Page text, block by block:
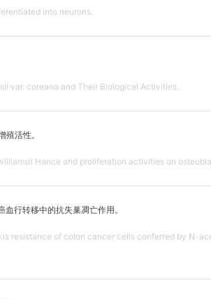
into neurons.
var. coreana and Their Biological Activities.
活性。
Hance and proliferation activities on
行转移中的抗失巢凋亡作用。
resistance of colon cancer cells conferred by N-